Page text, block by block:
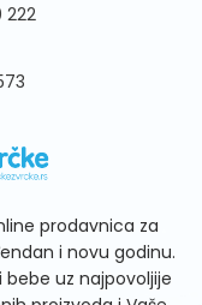
prodavnica za
i novu godinu.
uz najpovoljije